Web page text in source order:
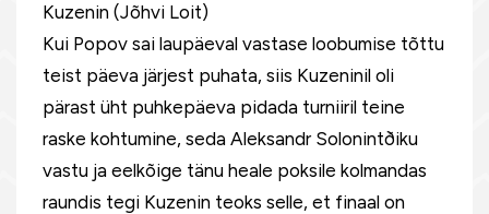
Kuzenin (Jõhvi Loit)
Kui Popov sai laupäeval vastase loobumise tõttu
teist päeva järjest puhata, siis Kuzeninil oli
pärast üht puhkepäeva pidada turniiril teine
raske kohtumine, seda Aleksandr Solonintðiku
vastu ja eelkõige tänu heale poksile kolmandas
raundis tegi Kuzenin teoks selle, et finaal on